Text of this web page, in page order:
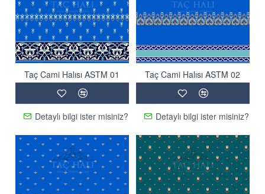
Taç Cami Halısı ASTM 01
Detaylı bilgi ister misiniz?
Taç Cami Halısı ASTM 02
Detaylı bilgi ister misiniz?